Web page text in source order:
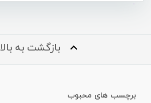
بازگشت به بالا
برچسب های محبوب